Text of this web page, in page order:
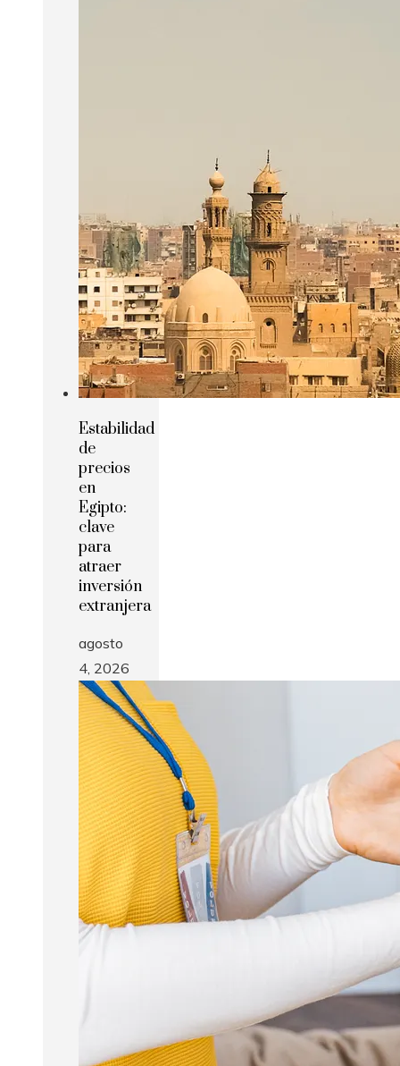
Estabilidad
de
precios
en
Egipto:
clave
para
atraer
inversión
extranjera
agosto
4, 2026